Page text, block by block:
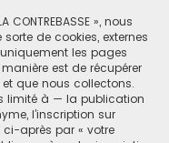
», nous
de cookies, externes
les pages
est de récupérer
que nous collectons.
limité à — la publication
l’inscription sur
ci-après par « votre